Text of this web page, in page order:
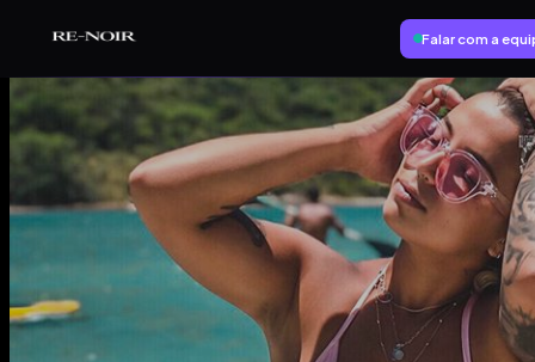
Falar com a